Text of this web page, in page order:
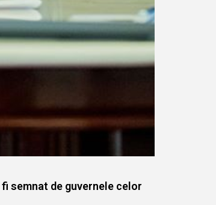
semnat de guvernele celor